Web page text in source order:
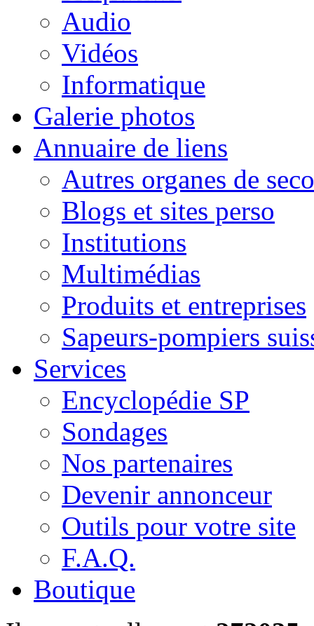
Audio
Vidéos
Informatique
Galerie photos
Annuaire de liens
Autres organes de
Blogs et sites perso
Institutions
Multimédias
Produits et entreprises
Sapeurs-pompiers
Services
Encyclopédie SP
Sondages
Nos partenaires
Devenir annonceur
Outils pour votre site
F.A.Q.
Boutique